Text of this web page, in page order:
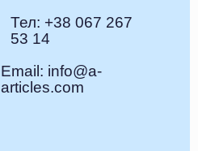
Тел: +38 067 267
53 14
Email: info@a-
articles.com